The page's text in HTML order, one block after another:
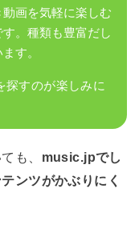
画を気軽に楽しむ
。種類も豊富だし
す。
探すのが楽しみに
も、 music.jpでし
ンツがかぶりにく